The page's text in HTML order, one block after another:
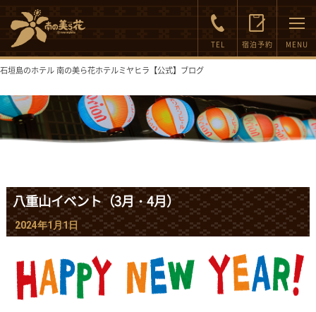
TEL 宿泊予約 MENU
石垣島のホテル 南の美ら花ホテルミヤヒラ【公式】ブログ
八重山イベント（3月・4月）
2024年1月1日